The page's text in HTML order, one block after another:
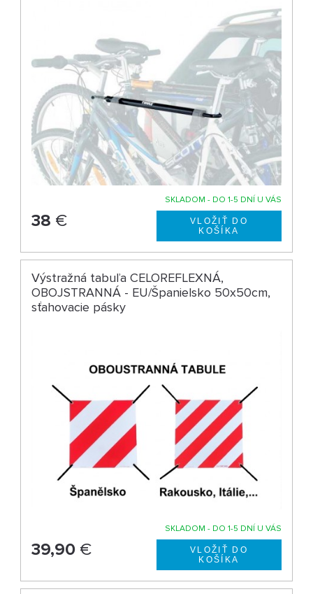
SKLADOM - DO 1-5 DNÍ U VÁS
38 €
Výstražná tabuľa CELOREFLEXNÁ,
OBOJSTRANNÁ - EU/Španielsko 50x50cm,
sťahovacie pásky
SKLADOM - DO 1-5 DNÍ U VÁS
39,90 €